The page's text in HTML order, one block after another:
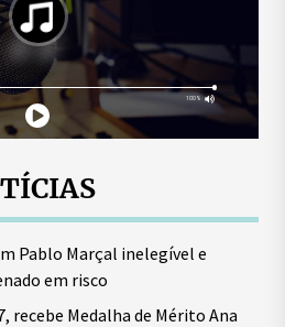
Pablo Marçal inelegível e
em risco
recebe Medalha de Mérito Ana